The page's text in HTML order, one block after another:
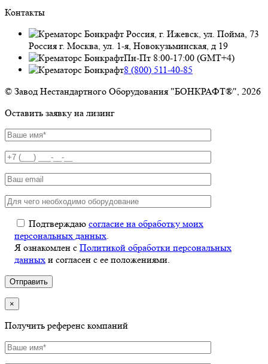
Контакты
Россия, г. Ижевск, ул. Пойма, 73
Россия г. Москва, ул. 1-я, Новокузьминская, д 19
Пн-Пт 8:00-17:00 (GMT+4)
8 (800) 511-40-85
© Завод Нестандартного Оборудования "БОНКРАФТ®", 2026
Оставить заявку на лизинг
Подтверждаю согласие на обработку моих
персональных данных
Я ознакомлен с Политикой обработки персональных
данных и согласен с ее положениями.
×
Получить референс компаний